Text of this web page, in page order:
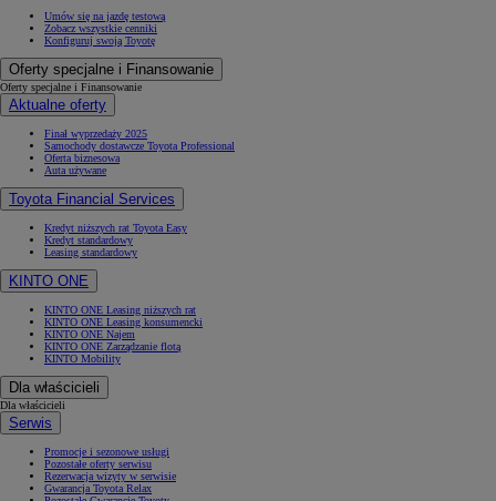
Umów się na jazdę testową
Zobacz wszystkie cenniki
Konfiguruj swoją Toyotę
Oferty specjalne i Finansowanie
Oferty specjalne i Finansowanie
Aktualne oferty
Finał wyprzedaży 2025
Samochody dostawcze Toyota Professional
Oferta biznesowa
Auta używane
Toyota Financial Services
Kredyt niższych rat Toyota Easy
Kredyt standardowy
Leasing standardowy
KINTO ONE
KINTO ONE Leasing niższych rat
KINTO ONE Leasing konsumencki
KINTO ONE Najem
KINTO ONE Zarządzanie flotą
KINTO Mobility
Dla właścicieli
Dla właścicieli
Serwis
Promocje i sezonowe usługi
Pozostałe oferty serwisu
Rezerwacja wizyty w serwisie
Gwarancja Toyota Relax